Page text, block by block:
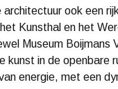
ook een
Kunsthal en het
Museum Boijmans
kunst in de openbare
energie, met een